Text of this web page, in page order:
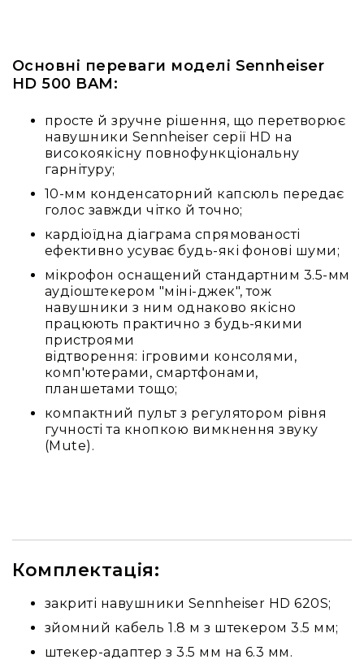
Презентаційні/
Системи
службового
зв'язку
керування
Процесори
та
обробка
Мікшери
та
консолі
Процесори
та
кросовери
Сплітери,
суматори,
Портативні
Стаціонарні
Основні переваги моделі Sennheiser
HD 500 BAM:
просте й зручне рішення, що перетворює
навушники Sennheiser серії HD на
високоякісну повнофункціональну
гарнітуру;
10-мм конденсаторний капсюль передає
голос завжди чітко й точно;
кардіоїдна діаграма спрямованості
ефективно усуває будь-які фонові шуми;
мікрофон оснащений стандартним 3.5-мм
аудіоштекером "міні-джек", тож
навушники з ним однаково якісно
працюють практично з будь-якими
пристроями
відтворення: ігровими консолями,
комп'ютерами, смартфонами,
планшетами тощо;
компактний пульт з регулятором рівня
гучності та кнопкою вимкнення звуку
(Mute).
Комплектація:
закриті навушники Sennheiser HD 620S;
зйомний кабель 1.8 м з штекером 3.5 мм;
штекер-адаптер з 3.5 мм на 6.3 мм.